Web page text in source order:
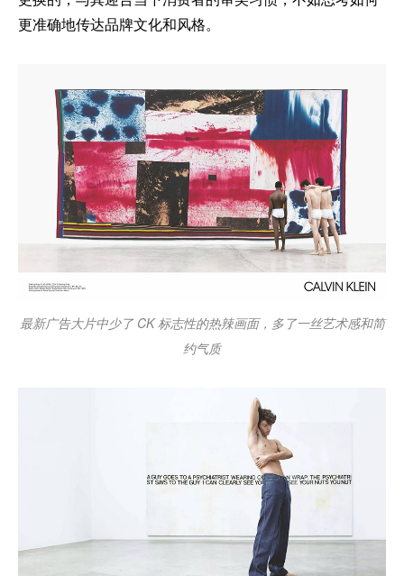
更准确地传达品牌文化和风格。
最新广告大片中少了 CK 标志性的热辣画面，多了一丝艺术感和简
约气质